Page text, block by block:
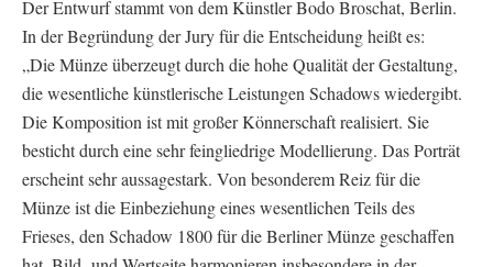
Der Entwurf stammt von dem Künstler Bodo Broschat, Berlin.
In der Begründung der Jury für die Entscheidung heißt es:
„Die Münze überzeugt durch die hohe Qualität der Gestaltung,
die wesentliche künstlerische Leistungen Schadows wiedergibt.
Die Komposition ist mit großer Könnerschaft realisiert. Sie
besticht durch eine sehr feingliedrige Modellierung. Das Porträt
erscheint sehr aussagestark. Von besonderem Reiz für die
Münze ist die Einbeziehung eines wesentlichen Teils des
Frieses, den Schadow 1800 für die Berliner Münze geschaffen